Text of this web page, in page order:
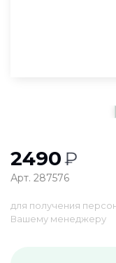
2490₽
Арт. 287576
для получения
Вашему менеджеру